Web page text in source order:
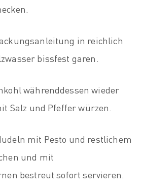
in reichlich
bissfest garen.
währenddessen wieder
Salz und Pfeffer würzen.
mit Pesto und restlichem
und mit
bestreut sofort servieren.